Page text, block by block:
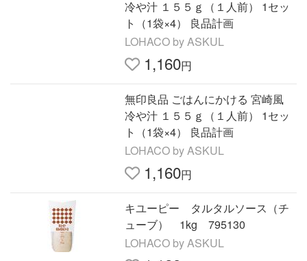
冷や汁 １５５ｇ（１人前） 1セッ
ト（1袋×4） 良品計画
LOHACO by ASKUL
1,160円
無印良品 ごはんにかける 宮崎風
冷や汁 １５５ｇ（１人前） 1セッ
ト（1袋×4） 良品計画
LOHACO by ASKUL
1,160円
キユーピー タルタルソース（チ
ューブ） 1kg 795130
LOHACO by ASKUL